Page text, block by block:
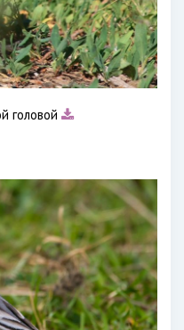
головой